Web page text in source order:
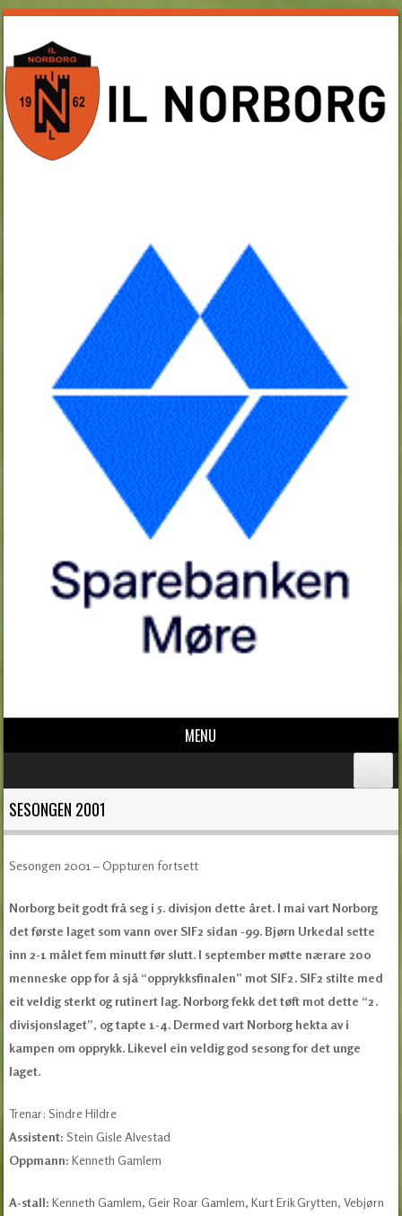
MENU
SESONGEN 2001
Sesongen 2001 – Oppturen fortsett
Norborg beit godt frå seg i 5. divisjon dette året. I mai vart Norborg
det første laget som vann over SIF2 sidan -99. Bjørn Urkedal sette
inn 2-1 målet fem minutt før slutt. I september møtte nærare 200
menneske opp for å sjå “opprykksfinalen” mot SIF2. SIF2 stilte med
eit veldig sterkt og rutinert lag. Norborg fekk det tøft mot dette “2.
divisjonslaget”, og tapte 1-4. Dermed vart Norborg hekta av i
kampen om opprykk. Likevel ein veldig god sesong for det unge
laget.
Trenar: Sindre Hildre
Assistent: Stein Gisle Alvestad
Oppmann: Kenneth Gamlem
A-stall:Kenneth Gamlem, Geir Roar Gamlem, Kurt Erik Grytten, Vebjørn